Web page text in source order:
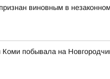
виновным в
Коми побывала на